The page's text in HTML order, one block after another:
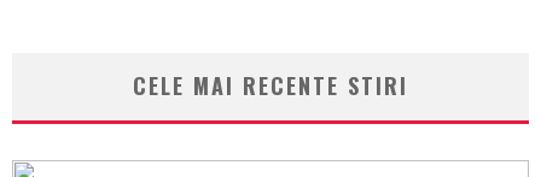
CELE MAI RECENTE STIRI